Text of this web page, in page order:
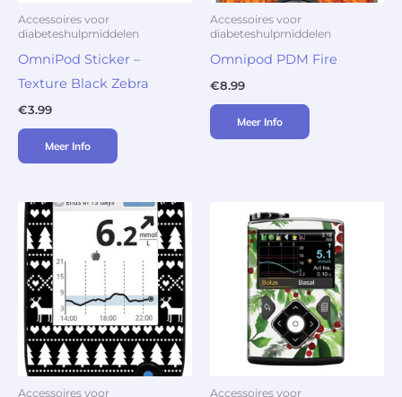
Accessoires voor
diabeteshulpmiddelen
OmniPod Sticker –
Texture Black Zebra
€3.99
Meer Info
Accessoires voor
diabeteshulpmiddelen
Omnipod PDM Fire
€8.99
Meer Info
Accessoires voor
Accessoires voor